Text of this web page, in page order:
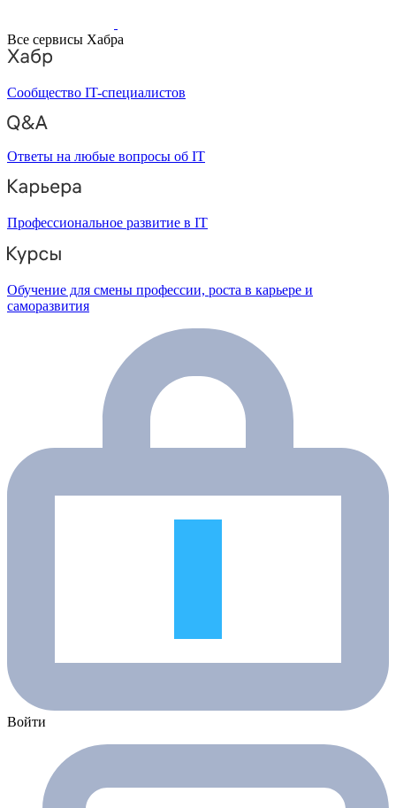
Все сервисы Хабра
Сообщество IT-специалистов
Ответы на любые вопросы об IT
Профессиональное развитие в IT
Обучение для смены профессии, роста в карьере и
саморазвития
Войти